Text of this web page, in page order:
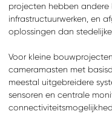
projecten hebben
infrastructuurwerken, en
oplossingen dan
Voor kleine
cameramasten met
meestal uitgebreidere
sensoren en centrale